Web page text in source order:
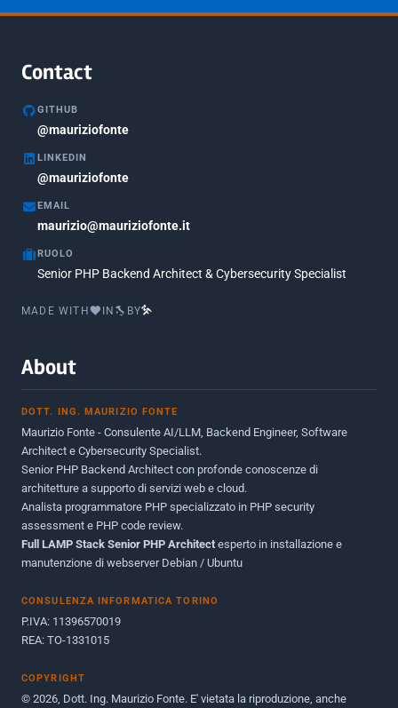
Agosto 2020
Marzo 2018
Febbraio 2018
Marzo 2017
Luglio 2016
Febbraio 2016
Giugno 2012
Maggio 2011
Dicembre 2010
Ottobre 2010
Maggio 2010
Giugno 2009
Contact
GITHUB
@mauriziofonte
LINKEDIN
@mauriziofonte
EMAIL
maurizio@mauriziofonte.it
RUOLO
Senior PHP Backend Architect & Cybersecurity Specialist
MADE WITH IN BY
About
DOTT. ING. MAURIZIO FONTE
Maurizio Fonte - Consulente AI/LLM, Backend Engineer, Software
Architect e Cybersecurity Specialist.
Senior PHP Backend Architect con profonde conoscenze di
architetture a supporto di servizi web e cloud.
Analista programmatore PHP specializzato in PHP security
assessment e PHP code review.
Full LAMP Stack Senior PHP Architect esperto in installazione e
manutenzione di webserver Debian / Ubuntu
CONSULENZA INFORMATICA TORINO
P.IVA: 11396570019
REA: TO-1331015
COPYRIGHT
© 2026, Dott. Ing. Maurizio Fonte. E' vietata la riproduzione, anche